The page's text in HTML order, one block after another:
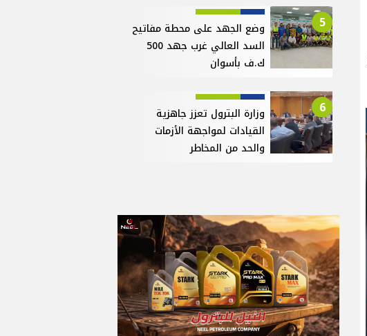
5
وضع الجهد على محطة مفاتيح
السد العالي غرب جهد 500
ك.ف بأسوان
6
وزارة البترول تعزز جاهزية
القيادات لمواجهة الأزمات
والحد من المخاطر